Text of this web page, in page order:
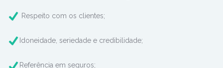
Respeito com os clientes;
Idoneidade, seriedade e credibilidade;
Referência em seguros;